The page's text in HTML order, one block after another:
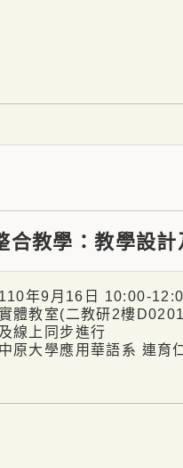
合教學：教學設計
年9月16日 10:00-
教室(二教研2樓
同步進行
大學應用華語系 連育